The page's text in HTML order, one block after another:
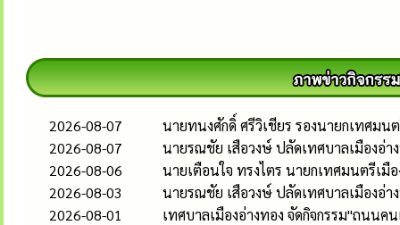
2026-08-07
นายทนงศักดิ์ ศรีวิเชียร รองนายกเทศมน
2026-08-07
นายรณชัย เสือวงษ์ ปลัดเทศบาลเมืองอ่
2026-08-06
นายเตือนใจ ทรงไตร นายกเทศมนตรีเมื
2026-08-03
นายรณชัย เสือวงษ์ ปลัดเทศบาลเมืองอ่า
2026-08-01
เทศบาลเมืองอ่างทอง จัดกิจกรรม"ถนนค